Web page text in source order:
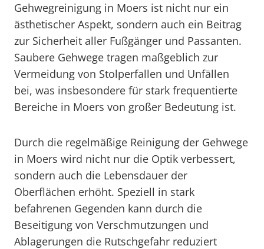
Gehwegreinigung in Moers ist nicht nur ein
ästhetischer Aspekt, sondern auch ein Beitrag
zur Sicherheit aller Fußgänger und Passanten.
Saubere Gehwege tragen maßgeblich zur
Vermeidung von Stolperfallen und Unfällen
bei, was insbesondere für stark frequentierte
Bereiche in Moers von großer Bedeutung ist.
Durch die regelmäßige Reinigung der Gehwege
in Moers wird nicht nur die Optik verbessert,
sondern auch die Lebensdauer der
Oberflächen erhöht. Speziell in stark
befahrenen Gegenden kann durch die
Beseitigung von Verschmutzungen und
Ablagerungen die Rutschgefahr reduziert